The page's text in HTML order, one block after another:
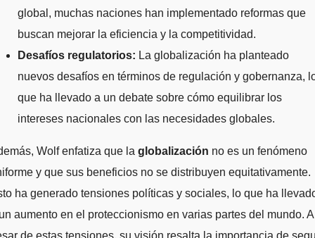
global, muchas naciones han implementado reformas que
buscan mejorar la eficiencia y la competitividad.
Desafíos regulatorios: La globalización ha planteado
nuevos desafíos en términos de regulación y gobernanza,
que ha llevado a un debate sobre cómo equilibrar los
intereses nacionales con las necesidades globales.
Wolf enfatiza que la globalización no es un fenómeno
y que sus beneficios no se distribuyen equitativamente.
ha generado tensiones políticas y sociales, lo que ha
aumento en el proteccionismo en varias partes del mundo. A
de estas tensiones, su visión resalta la importancia de